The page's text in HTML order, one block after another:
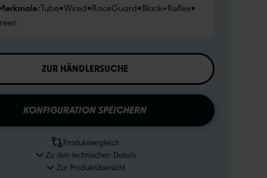
Tube•Wired•RaceGuard•Black+Reflex•
ZUR HÄNDLERSUCHE
KONFIGURATION SPEICHERN
Produktvergleich
Zu den technischen Details
Zur Produktübersicht